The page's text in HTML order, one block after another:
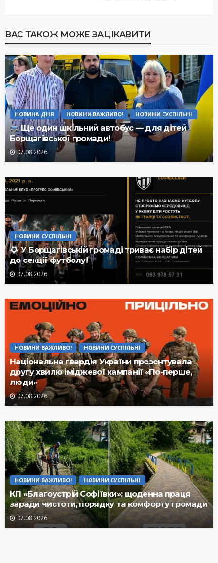
ВАС ТАКОЖ МОЖЕ ЗАЦІКАВИТИ
НОВИНА ДНЯ НОВИНИ ВАЖЛИВО! НОВИНИ СУСПІЛЬНІ
Ще один шкільний автобус — для дітей
Борщагівської громади!
07.08.2026
НОВИНИ СУСПІЛЬНІ
У Борщагівській громаді триває набір дітей
до секції футболу!
07.08.2026
НОВИНИ ВАЖЛИВО! НОВИНИ СУСПІЛЬНІ
Національна гвардія України презентувала
другу хвилю іміджевої кампанії «По-перше,
люди»
07.08.2026
НОВИНИ ВАЖЛИВО! НОВИНИ СУСПІЛЬНІ
КП «Благоустрій Софіївки»: щоденна праця
заради чистоти, порядку та комфорту громади
07.08.2026